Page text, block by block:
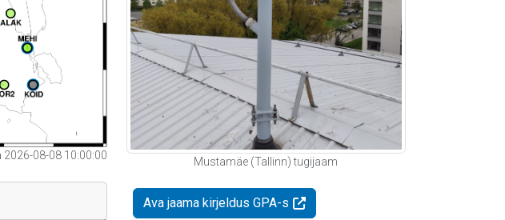
08-08 10:00:00
Mustamäe (Tallinn) tugijaam
Ava jaama kirjeldus GPA-s